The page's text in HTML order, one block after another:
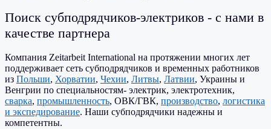
Поиск субподрядчиков-электриков - с нами в
качестве партнера
Компания Zeitarbeit International на протяжении многих лет
поддерживает сеть субподрядчиков и временных работников
из Польши, Хорватии, Чехии, Литвы, Латвии, Украины и
Венгрии по специальностям- электрик, электротехник,
сварка, промышленность, ОВК/ГВК, производство, логистика
и экспедирование. Наши субподрядчики надежны и
компетентны.